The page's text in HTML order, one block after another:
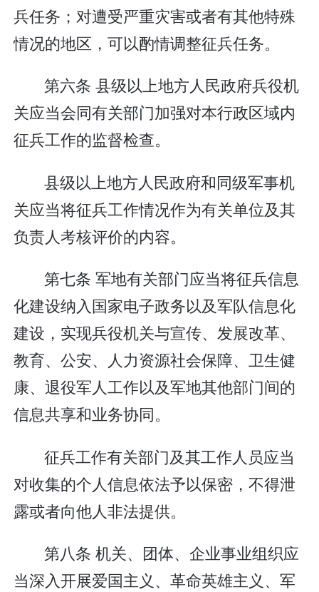
兵任务；对遭受严重灾害或者有其他特殊
情况的地区，可以酌情调整征兵任务。
第六条 县级以上地方人民政府兵役机
关应当会同有关部门加强对本行政区域内
征兵工作的监督检查。
县级以上地方人民政府和同级军事机
关应当将征兵工作情况作为有关单位及其
负责人考核评价的内容。
第七条 军地有关部门应当将征兵信息
化建设纳入国家电子政务以及军队信息化
建设，实现兵役机关与宣传、发展改革、
教育、公安、人力资源社会保障、卫生健
康、退役军人工作以及军地其他部门间的
信息共享和业务协同。
征兵工作有关部门及其工作人员应当
对收集的个人信息依法予以保密，不得泄
露或者向他人非法提供。
第八条 机关、团体、企业事业组织应
当深入开展爱国主义、革命英雄主义、军